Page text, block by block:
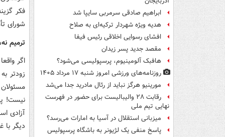
ابراهیم صادقی سرمربی سایپا شد
هدیه ویژه شهردار ترکیه‌ای به صلاح
افشای رسوایی اخلاقی رئیس فیفا
مقصد جدید پسر زیدان
هافبک آلومینیوم، پرسپولیسی می‌شود؟
روزنامه‌های ورزشی امروز ‌شنبه ۱۷ مرداد ۱۴۰۵
مورینیو هرگز نباید از رئال مادرید جدا می‌شد
رقابت ۲۸ والیبالیست برای حضور در فهرست
نهایی تیم ملی
میزبانی استقلال در آسیا به امارات می‌رسد؟
پاسخ منفی یک لژیونر به باشگاه پرسپولیس
فکر
شورای
ترمیم
اگر
زودتر
نیست!
آزادی
دیگر با